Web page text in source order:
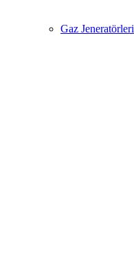
Gaz Jeneratörleri